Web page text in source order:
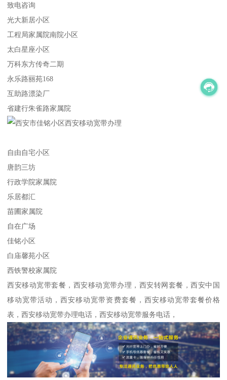
致电咨询
光大新居小区
工程局家属院南院小区
太白星座小区
万科东方传奇二期
永乐路丽苑168
互助路漂染厂
省建行朱雀路家属院
自由自宅小区
唐韵三坊
行政学院家属院
乐居都汇
苗圃家属院
自在广场
佳铭小区
白庙馨苑小区
西铁警校家属院
西安移动宽带套餐，西安移动宽带办理，西安转网套餐，西安中国
移动宽带活动，西安移动宽带资费套餐，西安移动宽带套餐价格
表，西安移动宽带办理电话，西安移动宽带服务电话，